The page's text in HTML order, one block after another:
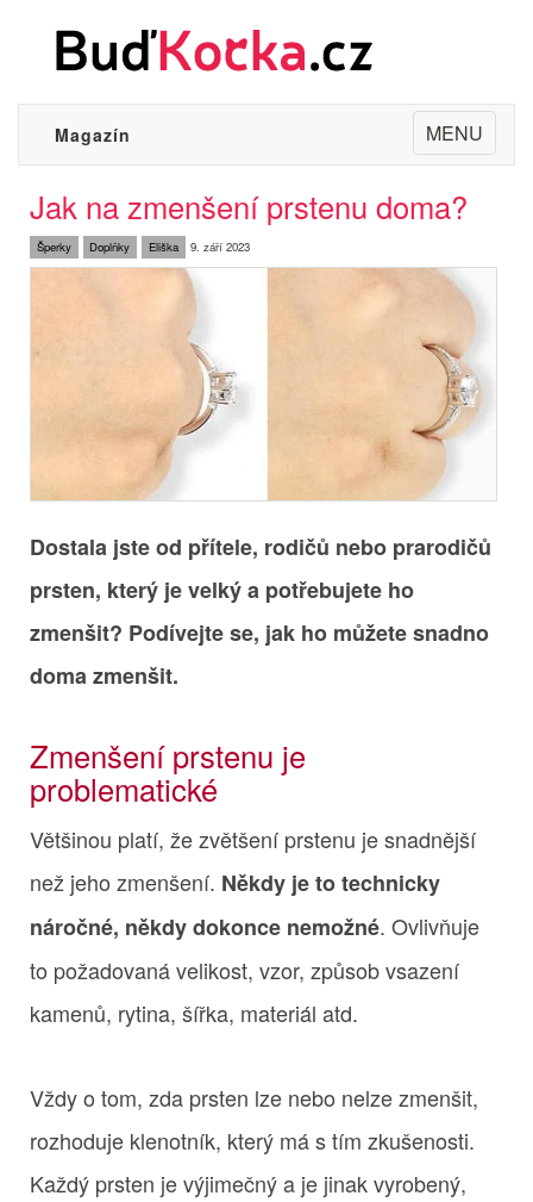
Toggle
navigation
MENU
Magazín
Jak na zmenšení prstenu doma?
Šperky Doplňky Eliška 9. září 2023
Dostala jste od přítele, rodičů nebo prarodičů
prsten, který je velký a potřebujete ho
zmenšit? Podívejte se, jak ho můžete snadno
doma zmenšit.
Zmenšení prstenu je
problematické
Většinou platí, že zvětšení prstenu je snadnější
než jeho zmenšení. Někdy je to technicky
náročné, někdy dokonce nemožné. Ovlivňuje
to požadovaná velikost, vzor, způsob vsazení
kamenů, rytina, šířka, materiál atd.
Vždy o tom, zda prsten lze nebo nelze zmenšit,
rozhoduje klenotník, který má s tím zkušenosti.
Každý prsten je výjimečný a je jinak vyrobený,